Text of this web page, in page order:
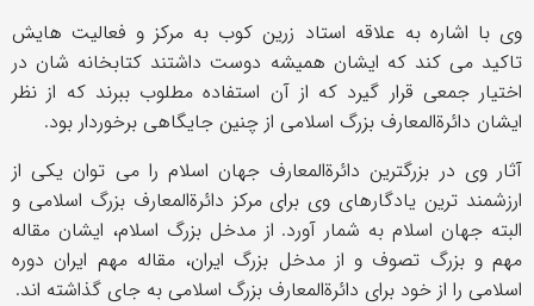
وی با اشاره به علاقه استاد زرین کوب به مرکز و فعالیت هایش
تاکید می کند که ایشان همیشه دوست داشتند کتابخانه شان در
اختیار جمعی قرار گیرد که از آن استفاده مطلوب ببرند که از نظر
ایشان دائرةالمعارف بزرگ اسلامی از چنین جایگاهی برخوردار بود.
آثار وی در بزرگترین دائرةالمعارف جهان اسلام را می توان یکی از
ارزشمند ترین یادگارهای وی برای مرکز دائرةالمعارف بزرگ اسلامی و
البته جهان اسلام به شمار آورد. از مدخل بزرگ اسلام، ایشان مقاله
مهم و بزرگ تصوف و از مدخل بزرگ ایران، مقاله مهم ایران دوره
اسلامی را از خود برای دائرةالمعارف بزرگ اسلامی به جای گذاشته اند.